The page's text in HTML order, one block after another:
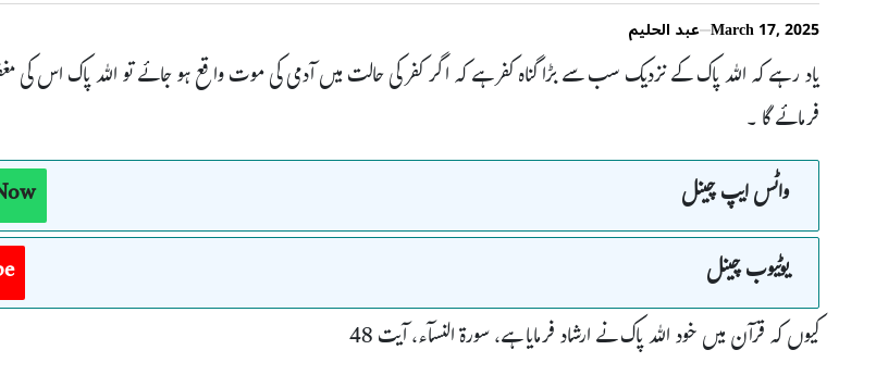
March 17, 2025 عبد الحلیم
یاد رہے کہ اللہ پاک کے نزدیک سب سے بڑا گناہ کفر ہے کہ اگر کفر کی حالت میں آدمی کی موت واقع ہو جائے تو اللہ پاک اس کی
فرمائے گا ۔
واٹس ایپ چینل
یوٹیوب چینل
کیوں کہ قرآن میں خود اللہ پاک نے ارشاد فرمایا ہے، سورة النسآء، آیت 48